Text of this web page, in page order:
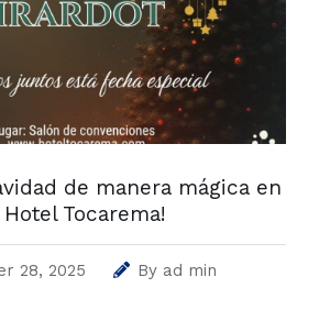
de manera mágica en
Tocarema!
28, 2025 By ad min